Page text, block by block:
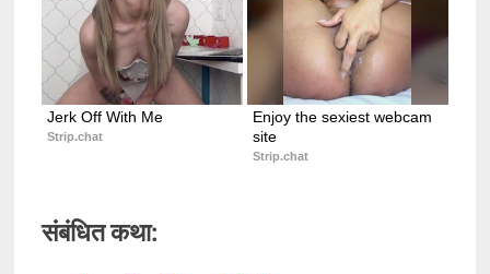
Jerk Off With Me
Strip.chat
Enjoy the sexiest webcam
site
Strip.chat
संबंधित कथा: